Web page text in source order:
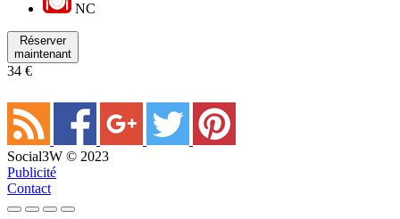
NC
Réserver
maintenant
34 €
Social3W © 2023
Publicité
Contact